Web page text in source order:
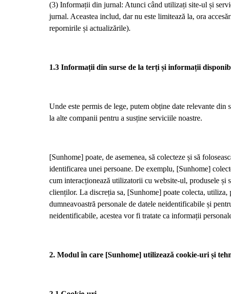
(3) Informații din jurnal: Atunci când utilizați site-ul și
jurnal. Aceastea includ, dar nu este limitează la, ora
repornirile și actualizările).
1.3 Informații din surse de la terți și informații
Unde este permis de lege, putem obține date relevante
la alte companii pentru a susține serviciile noastre.
[Sunhome] poate, de asemenea, să colecteze și să
identificarea unei persoane. De exemplu, [Sunhome]
cum interacționează utilizatorii cu website-ul, produsele
clienților. La discreția sa, [Sunhome] poate colecta,
dumneavoastră personale de datele neidentificabile și
neidentificabile, acestea vor fi tratate ca informații
2. Modul în care [Sunhome] utilizează cookie-uri și